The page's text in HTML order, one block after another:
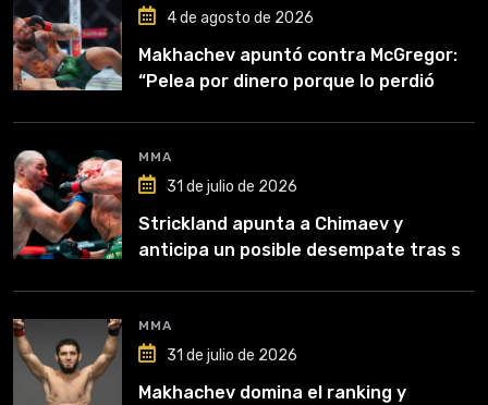
4 de agosto de 2026
Makhachev apuntó contra McGregor:
“Pelea por dinero porque lo perdió
MMA
31 de julio de 2026
Strickland apunta a Chimaev y
anticipa un posible desempate tras su
MMA
31 de julio de 2026
Makhachev domina el ranking y